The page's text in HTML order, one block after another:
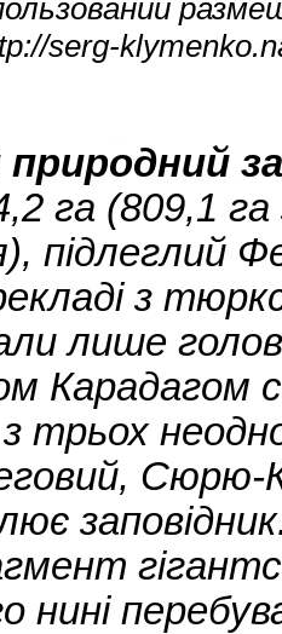
serg-
га (809,1
підлеглий
з
лише
Карадагом
трьох
Сюрю-
нині